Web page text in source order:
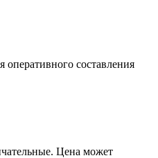
составления
Цена может